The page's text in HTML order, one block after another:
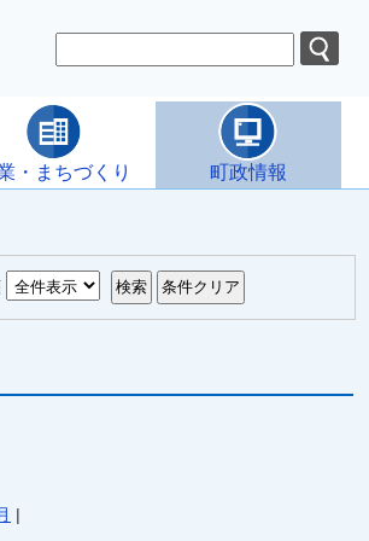
・まちづくり 町政情報
|